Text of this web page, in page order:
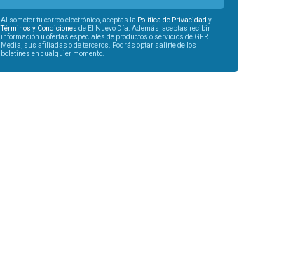
Al someter tu correo electrónico, aceptas la Política de Privacidad y
Términos y Condiciones de El Nuevo Día. Además, aceptas recibir
información u ofertas especiales de productos o servicios de GFR
Media, sus afiliadas o de terceros. Podrás optar salirte de los
boletines en cualquier momento.